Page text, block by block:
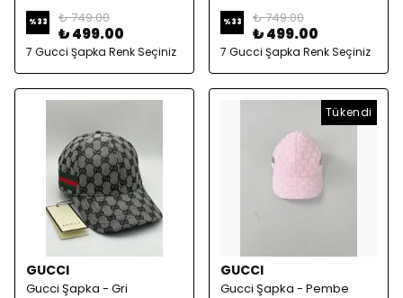
%33 ₺ 749.00
₺ 499.00
7 Gucci Şapka Renk Seçiniz
%33 ₺ 749.00
₺ 499.00
7 Gucci Şapka Renk Seçiniz
GUCCI
Gucci Şapka - Gri
Tükendi
GUCCI
Gucci Şapka - Pembe